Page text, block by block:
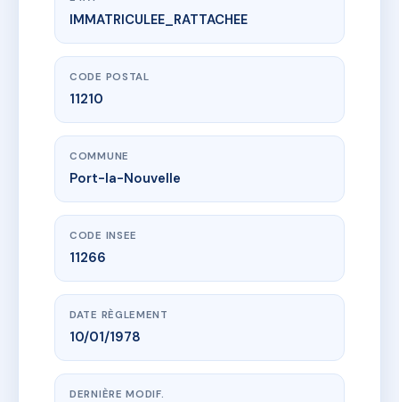
www.vme.plus/AH0066431
MABROUKA
117 r gerard philippe
IMMATRICULEE_RATTACHEE
CODE POSTAL
11210
COMMUNE
Port-la-Nouvelle
CODE INSEE
11266
DATE RÈGLEMENT
10/01/1978
DERNIÈRE MODIF.